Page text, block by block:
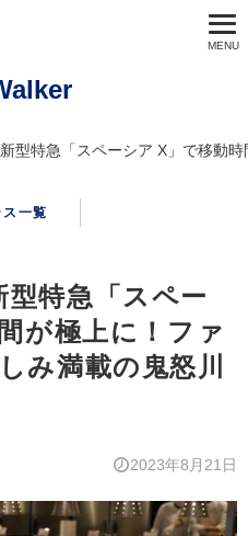
新型特急「スペーシア X」で移動
一覧
特急「スペー
が極上に！ファ
み満載の鬼怒川
2023年8月21日